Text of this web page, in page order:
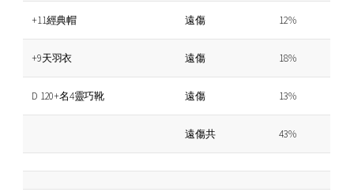
+11經典帽 遠傷 12%
+9天羽衣 遠傷 18%
D 120+名4靈巧靴 遠傷 13%
遠傷共 43%